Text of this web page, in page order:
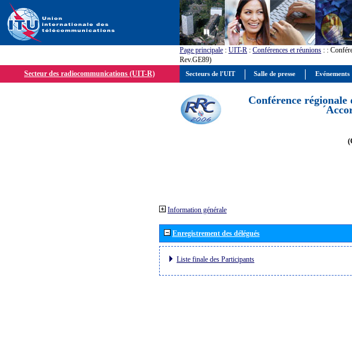
Page principale : UIT-R : Conférences et réunions : :
Rev.GE89)
Secteur des radiocommunications (UIT-R)
Conférence régionale
Information générale
Enregistrement des délégués
Liste finale des Participants
Secteurs de l'UIT Salle de presse Evénements